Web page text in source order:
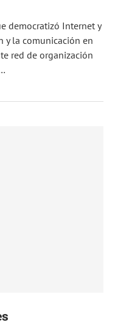
democratizó Internet y
y la comunicación en
red de organización